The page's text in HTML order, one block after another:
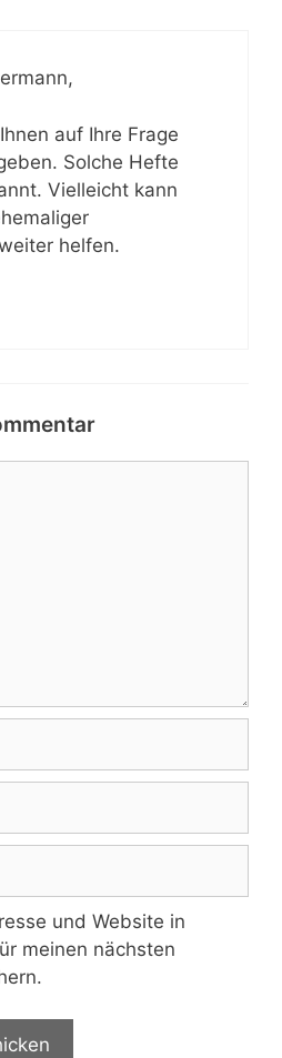
auf Ihre Frage
Solche Hefte
Vielleicht kann
helfen.
und Website in
meinen nächsten